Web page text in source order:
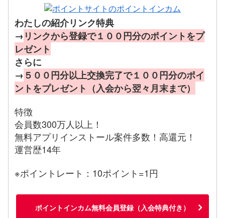
わたしの紹介リンク特典
→ リンクから登録で１００円分のポイントをプ
レゼント
さらに
→ ５００円分以上交換完了で１００円分のポイ
ントをプレゼント（入会から翌々月末まで）
特徴
会員数300万人以上！
無料アプリインストール案件多数！高還元！
運営歴14年
※ポイントレート：10ポイント=1円
ポイントインカム無料会員登録（入会特典付き）